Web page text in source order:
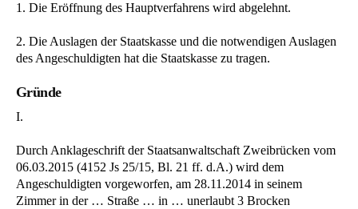
1. Die Eröffnung des Hauptverfahrens wird abgelehnt.
2. Die Auslagen der Staatskasse und die notwendigen Auslagen
des Angeschuldigten hat die Staatskasse zu tragen.
Gründe
I.
Durch Anklageschrift der Staatsanwaltschaft Zweibrücken vom
06.03.2015 (4152 Js 25/15, Bl. 21 ff. d.A.) wird dem
Angeschuldigten vorgeworfen, am 28.11.2014 in seinem
Zimmer in der … Straße … in … unerlaubt 3 Brocken